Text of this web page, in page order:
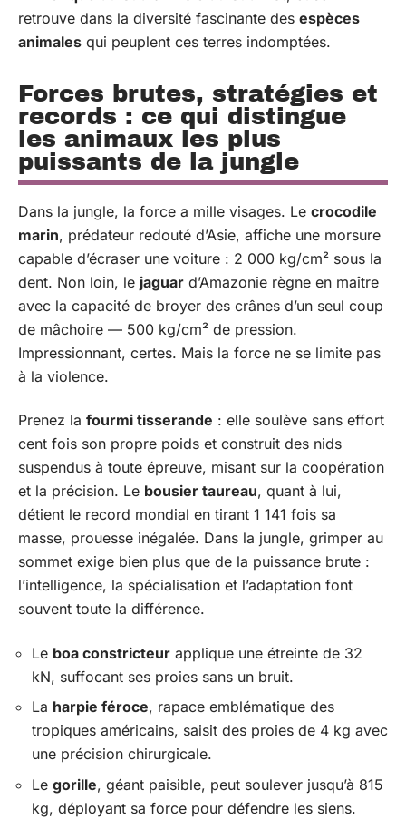
retrouve dans la diversité fascinante des espèces
animales qui peuplent ces terres indomptées.
Forces brutes, stratégies et
records : ce qui distingue
les animaux les plus
puissants de la jungle
Dans la jungle, la force a mille visages. Le crocodile
marin, prédateur redouté d’Asie, affiche une morsure
capable d’écraser une voiture : 2 000 kg/cm² sous la
dent. Non loin, le jaguar d’Amazonie règne en maître
avec la capacité de broyer des crânes d’un seul coup
de mâchoire — 500 kg/cm² de pression.
Impressionnant, certes. Mais la force ne se limite pas
à la violence.
Prenez la fourmi tisserande : elle soulève sans effort
cent fois son propre poids et construit des nids
suspendus à toute épreuve, misant sur la coopération
et la précision. Le bousier taureau, quant à lui,
détient le record mondial en tirant 1 141 fois sa
masse, prouesse inégalée. Dans la jungle, grimper au
sommet exige bien plus que de la puissance brute :
l’intelligence, la spécialisation et l’adaptation font
souvent toute la différence.
Le boa constricteur applique une étreinte de 32
kN, suffocant ses proies sans un bruit.
La harpie féroce, rapace emblématique des
tropiques américains, saisit des proies de 4 kg avec
une précision chirurgicale.
Le gorille, géant paisible, peut soulever jusqu’à 815
kg, déployant sa force pour défendre les siens.